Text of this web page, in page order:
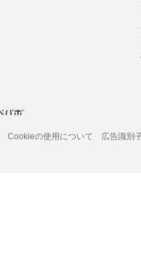
Cookieの使用について 広告識別